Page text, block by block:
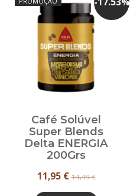
Café Solúvel
Super Blends
Delta ENERGIA
200Grs
11,95 €14,49 €